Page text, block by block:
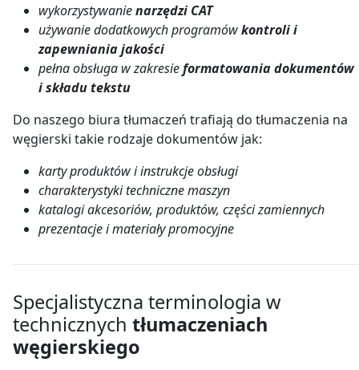
wykorzystywanienarzędzi CAT
używanie dodatkowych programówkontroli i
zapewniania jakości
pełna obsługa w zakresieformatowania dokumentów
i składu tekstu
Do naszego biura tłumaczeń trafiają do tłumaczenia na
węgierski takie rodzaje dokumentów jak:
karty produktów i instrukcje obsługi
charakterystyki techniczne maszyn
katalogi akcesoriów, produktów, części zamiennych
prezentacje i materiały promocyjne
Specjalistyczna terminologia w
technicznych tłumaczeniach
węgierskiego